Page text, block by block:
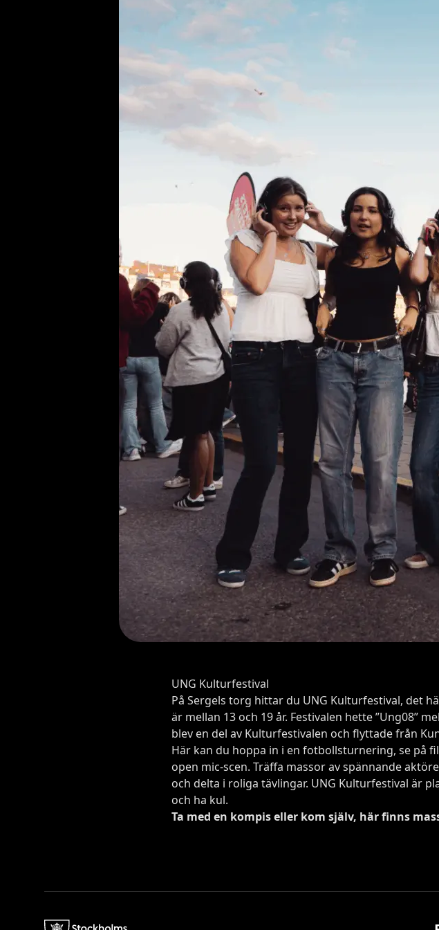
UNG Kulturfestival
På Sergels torg hittar du UNG Kulturfestival, det
är mellan 13 och 19 år. Festivalen hette ”Ung08”
blev en del av Kulturfestivalen och flyttade från
Här kan du hoppa in i en fotbollsturnering, se på
open mic-scen. Träffa massor av spännande
och delta i roliga tävlingar. UNG Kulturfestival är
och ha kul.
Ta med en kompis eller kom själv, här finns